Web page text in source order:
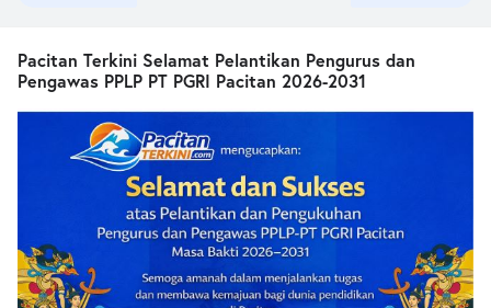
Pacitan Terkini Selamat Pelantikan Pengurus dan
Pengawas PPLP PT PGRI Pacitan 2026-2031